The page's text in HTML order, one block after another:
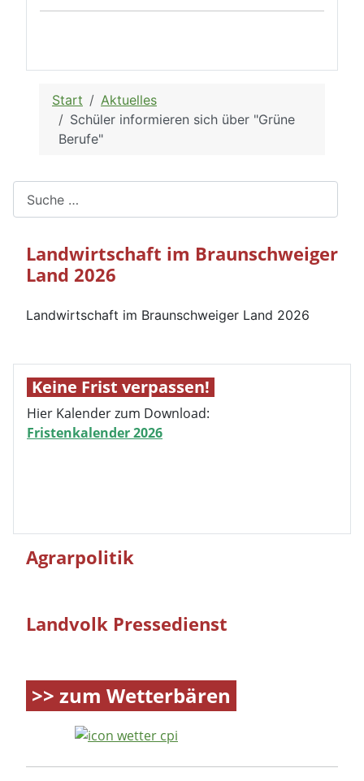
Landwirtschaft im Braunschweiger
Land 2026
Landwirtschaft im Braunschweiger Land 2026
Keine Frist verpassen!
Hier Kalender zum Download:
Fristenkalender 2026
Agrarpolitik
Landvolk Pressedienst
>> zum Wetterbären
Start
Aktuelles
Schüler informieren sich über "Grüne
Berufe"